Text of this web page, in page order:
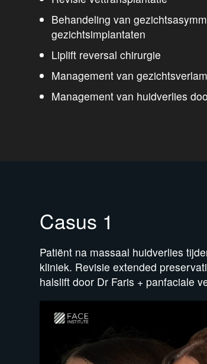
Behandeling van
gezichtsimplantaten
Liplift reversal chirurgie
Management van
Management van huidverlies
Casus 1
Patiënt na massaal huidverlies
kliniek. Revisie extended
halslift door Dr Faris + panfaciale